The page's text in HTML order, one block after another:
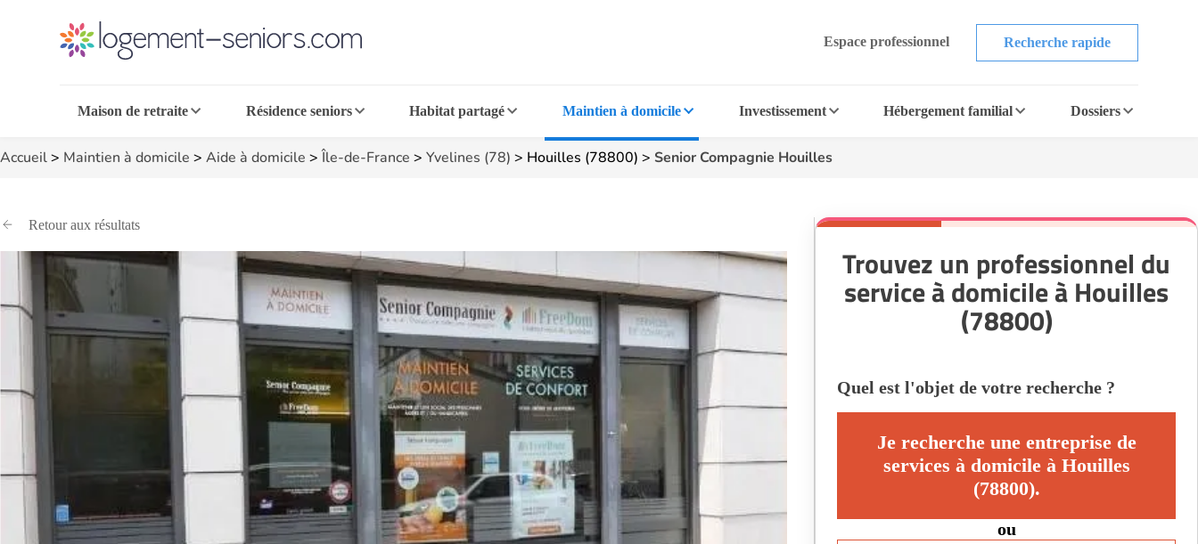
Espace professionnel Recherche rapide
Maison de retraite Résidence seniors Habitat partagé Maintien à domicile Investissement Hébergement familial Dossiers
Accueil> Maintien à domicile > Aide à domicile > Île-de-France > Yvelines (78) > Houilles (78800) > Senior Compagnie Houilles
Retour aux résultats
Trouvez un professionnel du
service à domicile à Houilles
(78800)
Quel est l'objet de votre recherche ?
Je recherche une entreprise de
services à domicile à Houilles
(78800).
ou